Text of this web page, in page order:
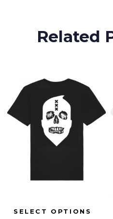
Related
SELECT OPTIONS